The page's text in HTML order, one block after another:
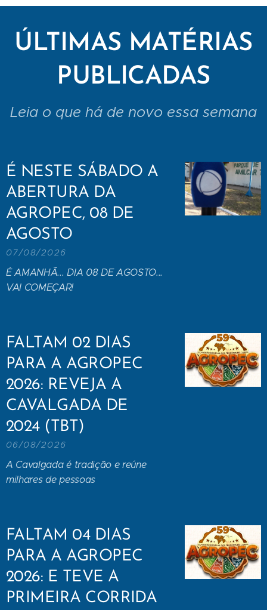
ÚLTIMAS MATÉRIAS
PUBLICADAS
Leia o que há de novo essa semana
É NESTE SÁBADO A
ABERTURA DA
AGROPEC, 08 DE
AGOSTO
07/08/2026
É AMANHÃ... DIA 08 DE AGOSTO...
VAI COMEÇAR!
FALTAM 02 DIAS
PARA A AGROPEC
2026: REVEJA A
CAVALGADA DE
2024 (TBT)
06/08/2026
A Cavalgada é tradição e reúne
milhares de pessoas
FALTAM 04 DIAS
PARA A AGROPEC
2026: E TEVE A
PRIMEIRA CORRIDA